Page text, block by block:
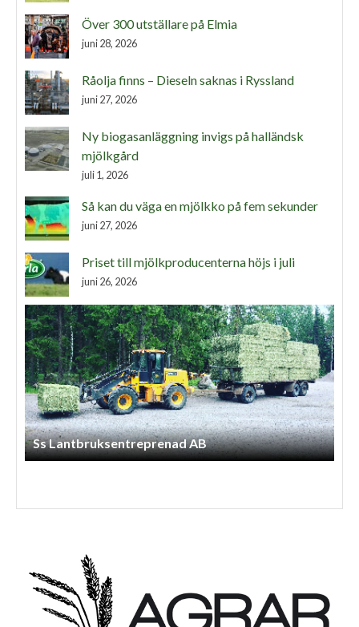
Över 300 utställare på Elmia
juni 28, 2026
Råolja finns – Dieseln saknas i Ryssland
juni 27, 2026
Ny biogasanläggning invigs på halländsk
mjölkgård
juli 1, 2026
Så kan du väga en mjölkko på fem sekunder
juni 27, 2026
Priset till mjölkproducenterna höjs i juli
juni 26, 2026
Arnessons Entreprenad